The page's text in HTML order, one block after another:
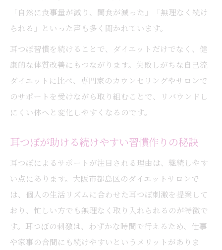
「自然に食事量が減り、間食が減った」「無理なく続け
られる」といった声も多く聞かれています。
耳つぼ習慣を続けることで、ダイエットだけでなく、健
康的な体質改善にもつながります。失敗しがちな自己流
ダイエットに比べ、専門家のカウンセリングやサロンで
のサポートを受けながら取り組むことで、リバウンドし
にくい体へと変化しやすくなるのです。
耳つぼが助ける続けやすい習慣作りの秘訣
耳つぼによるサポートが注目される理由は、継続しやす
い点にあります。大阪市都島区のダイエットサロンで
は、個人の生活リズムに合わせた耳つぼ刺激を提案して
おり、忙しい方でも無理なく取り入れられるのが特徴で
す。耳つぼの刺激は、わずかな時間で行えるため、仕事
や家事の合間にも続けやすいというメリットがありま